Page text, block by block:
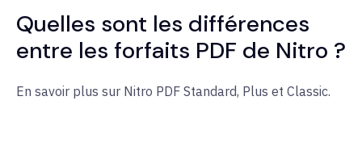
Quelles sont les différences
entre les forfaits PDF de Nitro ?
En savoir plus sur Nitro PDF Standard, Plus et Classic.